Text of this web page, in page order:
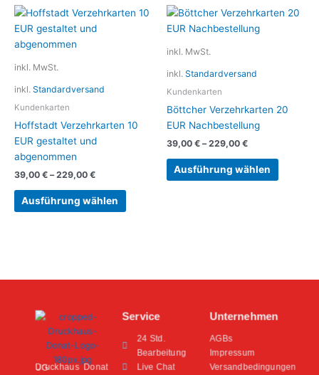
inkl. MwSt.
inkl. Standardversand
Kundenkarten
Hoffstadt Verzehrkarten 10
EUR gestaltet und
abgenommen
39,00 € –229,00 €
Ausführung wählen
Dieses
Varianten
Optionen
Produktseite
werden
inkl. MwSt.
inkl. Standardversand
Kundenkarten
Böttcher Verzehrkarten 20
EUR Nachbestellung
39,00 € –229,00 €
Ausführung wählen
Dieses
Die
Service
24 Std.
Bearbeitung
Live Chat
Unternehmen
AGBs
Impressum
Versandbedingungen
Druckhaus Donat UG